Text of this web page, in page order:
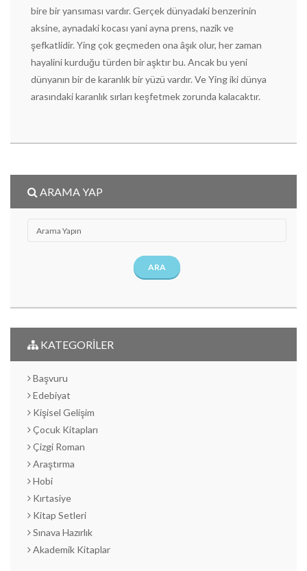
bire bir yansıması vardır. Gerçek dünyadaki benzerinin
aksine, aynadaki kocası yani ayna prens, nazik ve
şefkatlidir. Ying çok geçmeden ona âşık olur, her zaman
hayalini kurduğu türden bir aşktır bu. Ancak bu yeni
dünyanın bir de karanlık bir yüzü vardır. Ve Ying iki dünya
arasındaki karanlık sırları keşfetmek zorunda kalacaktır.
ARAMA YAP
ARA
KATEGORİLER
Başvuru
Edebiyat
Kişisel Gelişim
Çocuk Kitapları
Çizgi Roman
Araştırma
Hobi
Kırtasiye
Kitap Setleri
Sınava Hazırlık
Akademik Kitaplar